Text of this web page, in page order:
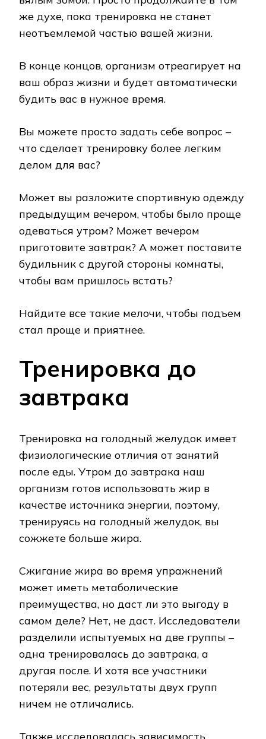
же духе, пока тренировка не станет
неотъемлемой частью вашей жизни.
В конце концов, организм отреагирует на
ваш образ жизни и будет автоматически
будить вас в нужное время.
Вы можете просто задать себе вопрос –
что сделает тренировку более легким
делом для вас?
Может вы разложите спортивную одежду
предыдущим вечером, чтобы было проще
одеваться утром? Может вечером
приготовите завтрак? А может поставите
будильник с другой стороны комнаты,
чтобы вам пришлось встать?
Найдите все такие мелочи, чтобы подъем
стал проще и приятнее.
Тренировка до
завтрака
Тренировка на голодный желудок имеет
физиологические отличия от занятий
после еды. Утром до завтрака наш
организм готов использовать жир в
качестве источника энергии, поэтому,
тренируясь на голодный желудок, вы
сожжете больше жира.
Сжигание жира во время упражнений
может иметь метаболические
преимущества, но даст ли это выгоду в
самом деле? Нет, не даст. Исследователи
разделили испытуемых на две группы –
одна тренировалась до завтрака, а
другая после. И хотя все участники
потеряли вес, результаты двух групп
ничем не отличались.